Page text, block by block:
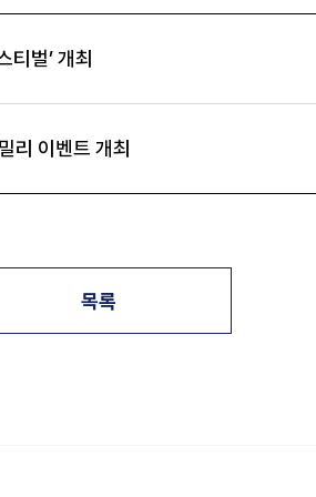
벌’ 개최
리 이벤트 개최
목록